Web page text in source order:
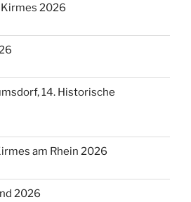
2026
14. Historische
am Rhein 2026
2026